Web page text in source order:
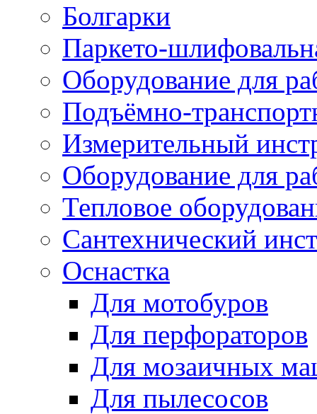
Болгарки
Паркето-
Оборудование для
Подъёмно-
Измерительный
Оборудование для
Тепловое
Сантехнический
Оснастка
Для мотобуров
Для перфораторов
Для мозаичных
Для пылесосов